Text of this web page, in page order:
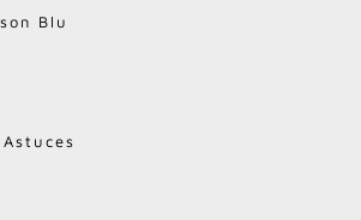
Blu